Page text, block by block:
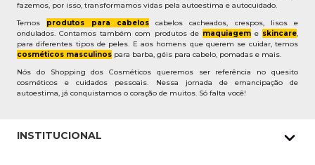
fazemos, por isso, transformamos vidas pela autoestima e autocuidado.
Temos produtos para cabeloscabelos cacheados, crespos, lisos e
ondulados. Contamos também com produtos de maquiageme skincare,
para diferentes tipos de peles. E aos homens que querem se cuidar, temos
cosméticos masculinos para barba, géis para cabelo, pomadas e mais.
Nós do Shopping dos Cosméticos queremos ser referência no quesito
cosméticos e cuidados pessoais. Nessa jornada de emancipação de
autoestima, já conquistamos o coração de muitos. Só falta você!
INSTITUCIONAL